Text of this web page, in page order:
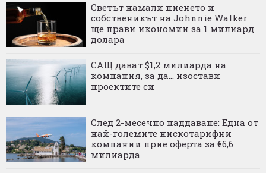
Светът намали пиенето и
собственикът на Johnnie Walker
ще прави икономии за 1 милиард
долара
САЩ дават $1,2 милиарда на
компания, за да... изостави
проектите си
След 2-месечно наддаване: Една от
най-големите нискотарифни
компании прие оферта за €6,6
милиарда